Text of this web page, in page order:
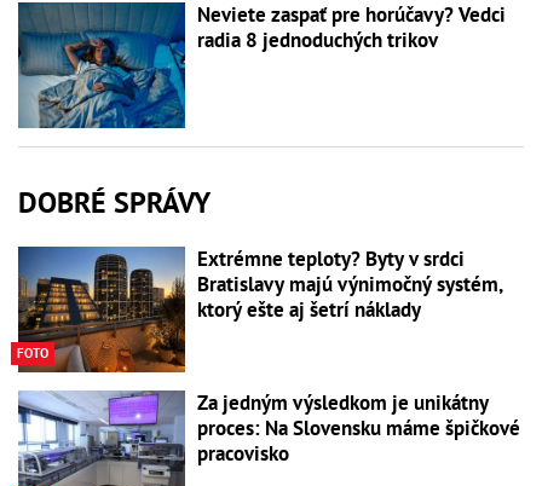
Neviete zaspať pre horúčavy? Vedci
radia 8 jednoduchých trikov
DOBRÉ SPRÁVY
FOTO
Extrémne teploty? Byty v srdci
Bratislavy majú výnimočný systém,
ktorý ešte aj šetrí náklady
Za jedným výsledkom je unikátny
proces: Na Slovensku máme špičkové
pracovisko